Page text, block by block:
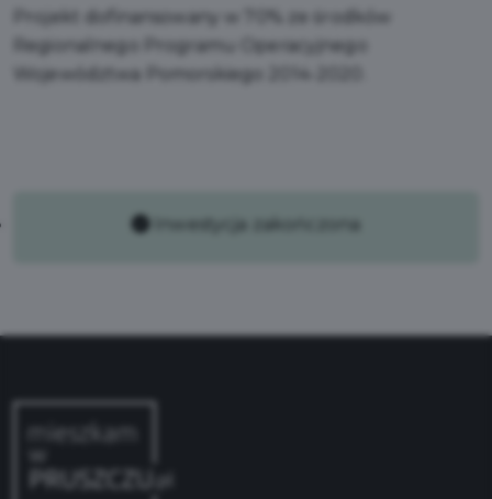
Projekt dofinansowany w 70% ze środków
Regionalnego Programu Operacyjnego
Województwa Pomorskiego 2014-2020.
Inwestycja zakończona